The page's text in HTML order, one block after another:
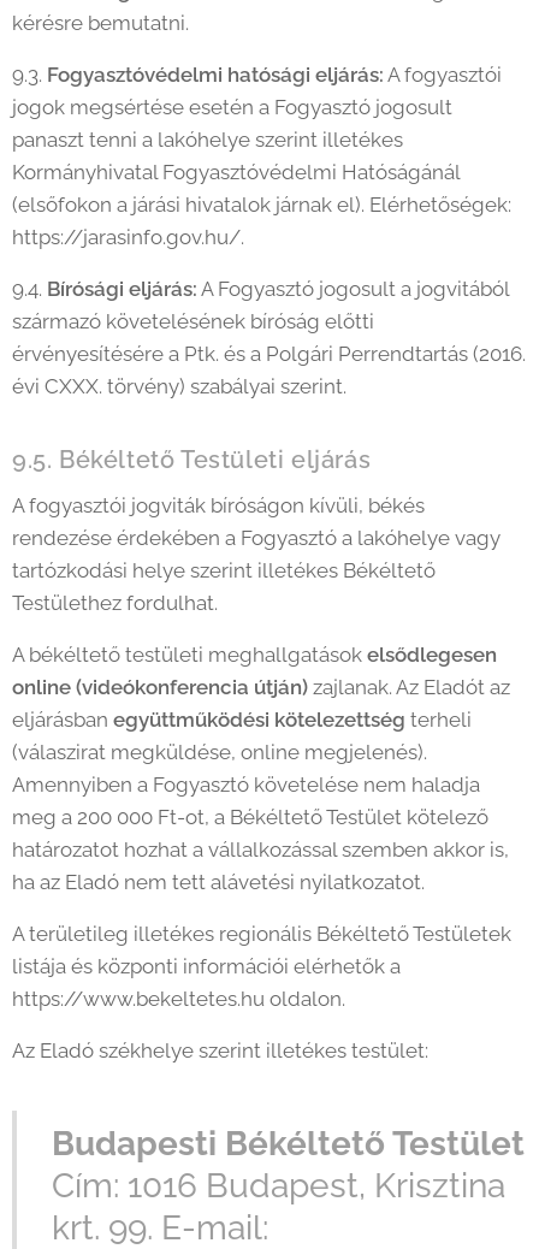
kérésre bemutatni.
9.3. Fogyasztóvédelmi hatósági eljárás: A fogyasztói
jogok megsértése esetén a Fogyasztó jogosult
panaszt tenni a lakóhelye szerint illetékes
Kormányhivatal Fogyasztóvédelmi Hatóságánál
(elsőfokon a járási hivatalok járnak el). Elérhetőségek:
https://jarasinfo.gov.hu/.
9.4. Bírósági eljárás: A Fogyasztó jogosult a jogvitából
származó követelésének bíróság előtti
érvényesítésére a Ptk. és a Polgári Perrendtartás (2016.
évi CXXX. törvény) szabályai szerint.
9.5. Békéltető Testületi eljárás
A fogyasztói jogviták bíróságon kívüli, békés
rendezése érdekében a Fogyasztó a lakóhelye vagy
tartózkodási helye szerint illetékes Békéltető
Testülethez fordulhat.
A békéltető testületi meghallgatások elsődlegesen
online (videókonferencia útján) zajlanak. Az Eladót az
eljárásban együttműködési kötelezettség terheli
(válaszirat megküldése, online megjelenés).
Amennyiben a Fogyasztó követelése nem haladja
meg a 200 000 Ft-ot, a Békéltető Testület kötelező
határozatot hozhat a vállalkozással szemben akkor is,
ha az Eladó nem tett alávetési nyilatkozatot.
A területileg illetékes regionális Békéltető Testületek
listája és központi információi elérhetők a
https://www.bekeltetes.hu oldalon.
Az Eladó székhelye szerint illetékes testület:
Budapesti Békéltető Testület
Cím: 1016 Budapest, Krisztina
krt. 99. E-mail: